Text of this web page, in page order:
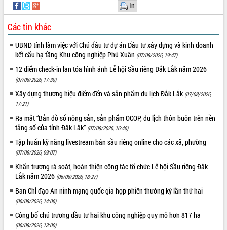
In
Các tin khác
UBND tỉnh làm việc với Chủ đầu tư dự án Đầu tư xây dựng và kinh doanh
kết cấu hạ tầng Khu công nghiệp Phú Xuân (07/08/2026, 19:47)
12 điểm check-in lan tỏa hình ảnh Lễ hội Sầu riêng Đắk Lắk năm 2026
(07/08/2026, 17:30)
Xây dựng thương hiệu điểm đến và sản phẩm du lịch Đắk Lắk (07/08/2026,
17:21)
Ra mắt “Bản đồ số nông sản, sản phẩm OCOP, du lịch thôn buôn trên nền
tảng số của tỉnh Đắk Lắk” (07/08/2026, 16:46)
Tập huấn kỹ năng livestream bán sầu riêng online cho các xã, phường
(07/08/2026, 09:07)
Khẩn trương rà soát, hoàn thiện công tác tổ chức Lễ hội Sầu riêng Đắk
Lắk năm 2026 (06/08/2026, 18:27)
Ban Chỉ đạo An ninh mạng quốc gia họp phiên thường kỳ lần thứ hai
(06/08/2026, 14:06)
Công bố chủ trương đầu tư hai khu công nghiệp quy mô hơn 817 ha
(06/08/2026, 13:00)